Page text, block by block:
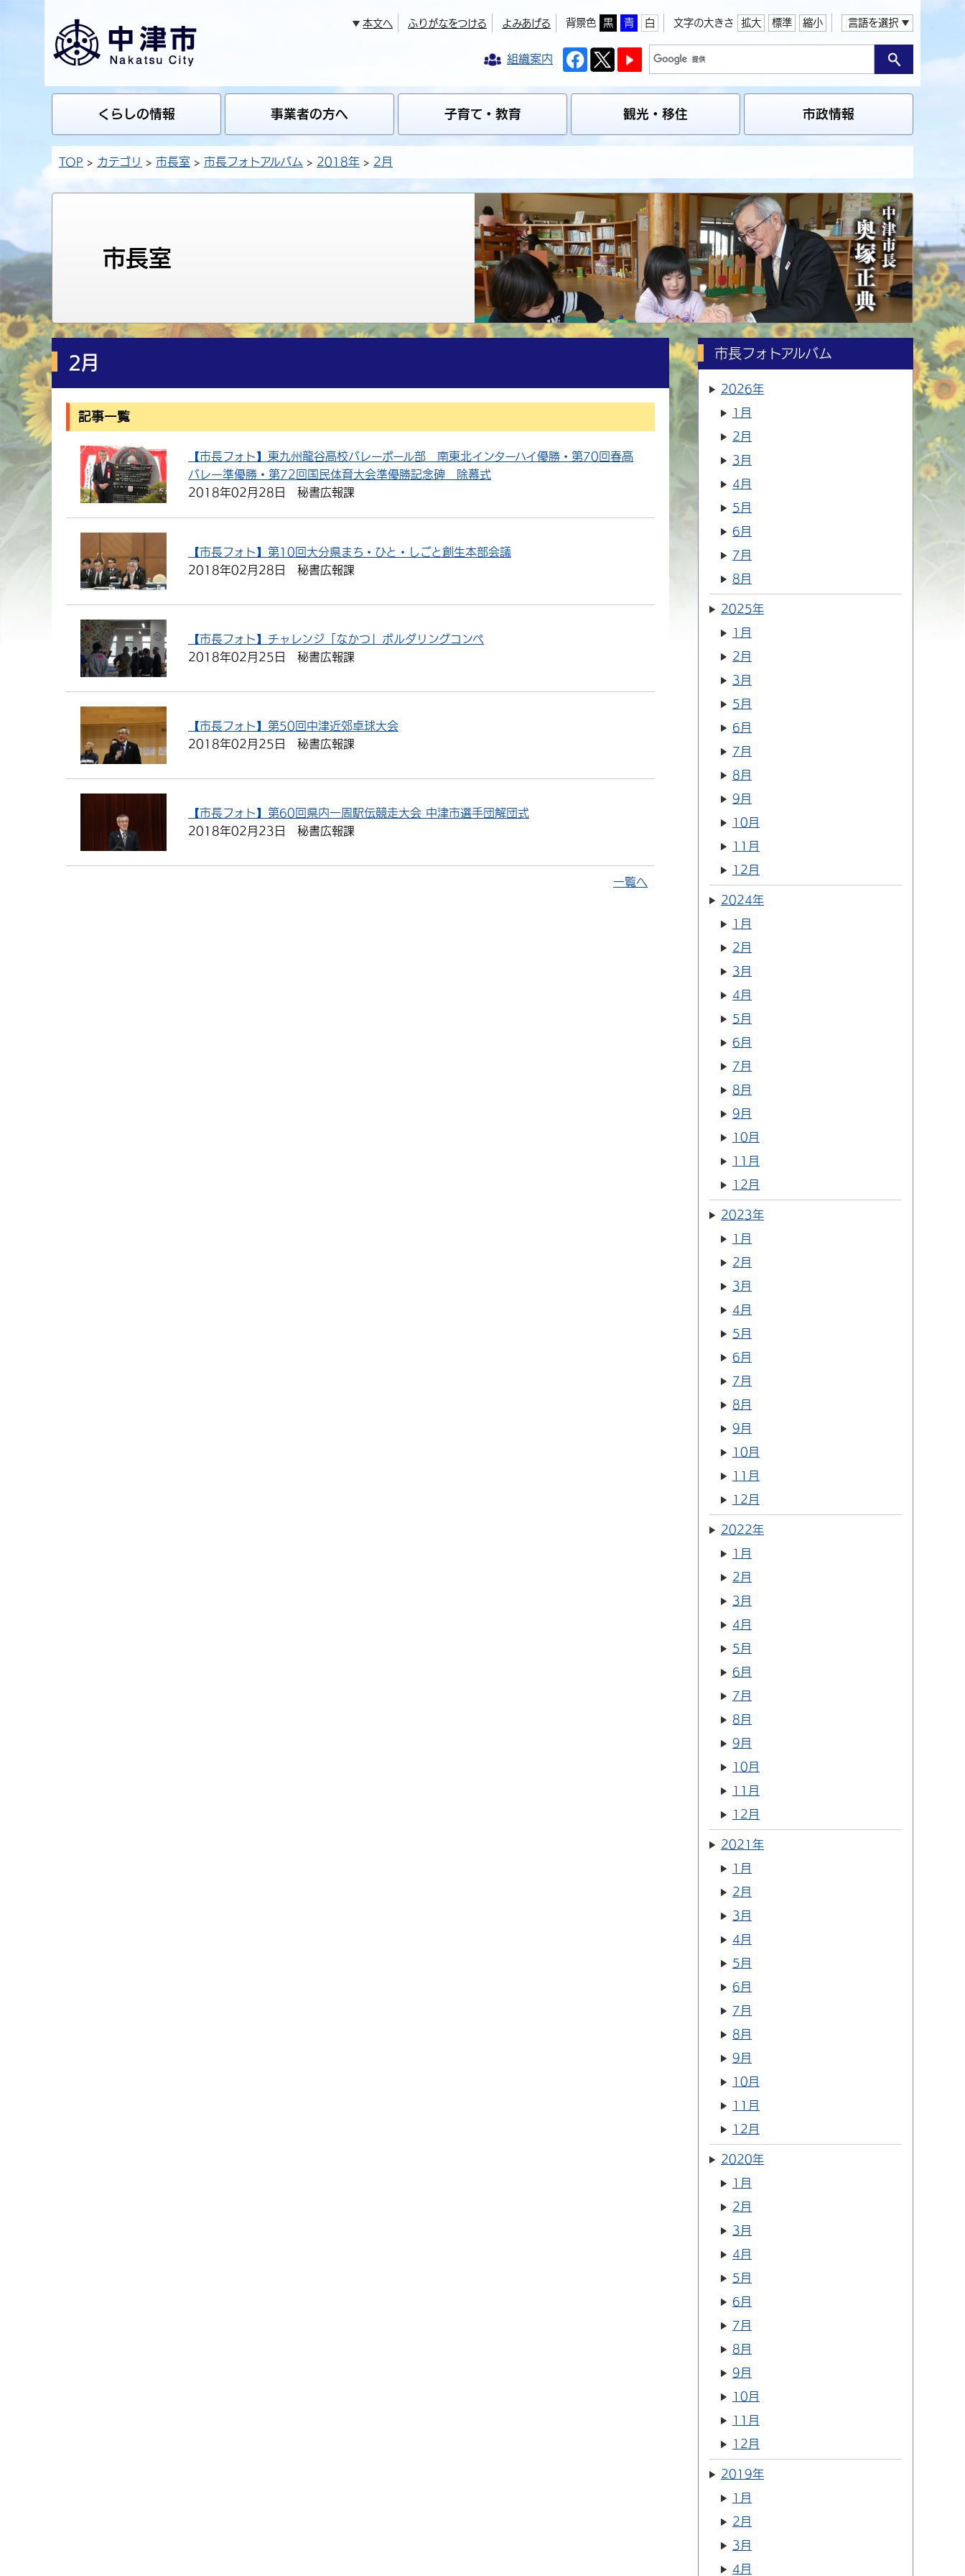
本文へ ふりがなをつける よみあげる 背景色 黒 青 白 文字の大きさ 拡大 標準 縮小 言語を選択
組織案内
くらしの情報 事業者の方へ 子育て・教育 観光・移住 市政情報
TOP カテゴリ 市長室 市長フォトアルバム 2018年 2月
市長室
2月
記事一覧
【市長フォト】東九州龍谷高校バレーボール部 南東北インターハイ優勝・第70回春高
バレー準優勝・第72回国民体育大会準優勝記念碑 除幕式
2018年02月28日
秘書広報課
【市長フォト】第10回大分県まち・ひと・しごと創生本部会議
2018年02月28日
秘書広報課
【市長フォト】チャレンジ「なかつ」ボルダリングコンペ
2018年02月25日
秘書広報課
【市長フォト】第50回中津近郊卓球大会
2018年02月25日
秘書広報課
【市長フォト】第60回県内一周駅伝競走大会 中津市選手団解団式
2018年02月23日
秘書広報課
一覧へ
市長フォトアルバム
2026年
1月
2月
3月
4月
5月
6月
7月
8月
2025年
1月
2月
3月
5月
6月
7月
8月
9月
10月
11月
12月
2024年
1月
2月
3月
4月
5月
6月
7月
8月
9月
10月
11月
12月
2023年
1月
2月
3月
4月
5月
6月
7月
8月
9月
10月
11月
12月
2022年
1月
2月
3月
4月
5月
6月
7月
8月
9月
10月
11月
12月
2021年
1月
2月
3月
4月
5月
6月
7月
8月
9月
10月
11月
12月
2020年
1月
2月
3月
4月
5月
6月
7月
8月
9月
10月
11月
12月
2019年
1月
2月
3月
4月